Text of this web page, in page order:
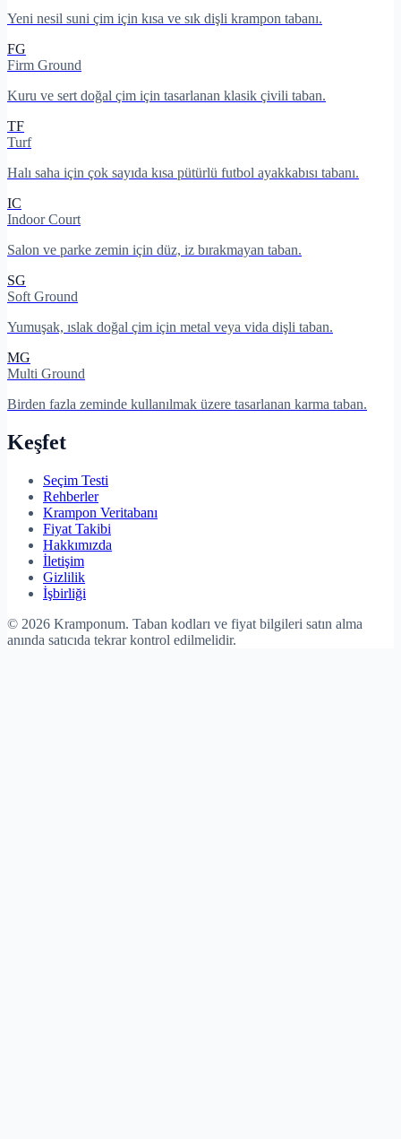
Yeni nesil suni çim için kısa ve sık dişli krampon tabanı.
FG
Firm Ground
Kuru ve sert doğal çim için tasarlanan klasik çivili taban.
TF
Turf
Halı saha için çok sayıda kısa pütürlü futbol ayakkabısı tabanı.
IC
Indoor Court
Salon ve parke zemin için düz, iz bırakmayan taban.
SG
Soft Ground
Yumuşak, ıslak doğal çim için metal veya vida dişli taban.
MG
Multi Ground
Birden fazla zeminde kullanılmak üzere tasarlanan karma taban.
Keşfet
Seçim Testi
Rehberler
Krampon Veritabanı
Fiyat Takibi
Hakkımızda
İletişim
Gizlilik
İşbirliği
© 2026 Kramponum. Taban kodları ve fiyat bilgileri satın alma
anında satıcıda tekrar kontrol edilmelidir.